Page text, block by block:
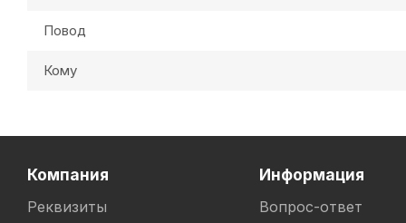
Повод
Кому
Компания
Реквизиты
Информация
Вопрос-ответ